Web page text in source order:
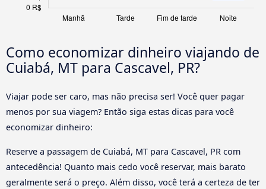
Como economizar dinheiro viajando de
Cuiabá, MT para Cascavel, PR?
Viajar pode ser caro, mas não precisa ser! Você quer pagar
menos por sua viagem? Então siga estas dicas para você
economizar dinheiro:
Reserve a passagem de Cuiabá, MT para Cascavel, PR com
antecedência! Quanto mais cedo você reservar, mais barato
geralmente será o preço. Além disso, você terá a certeza de ter